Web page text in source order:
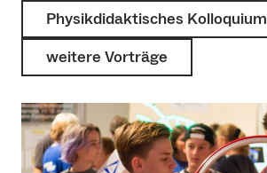
Physikdidaktisches Kolloquium
weitere Vorträge